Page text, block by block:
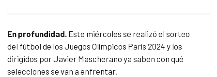
En profundidad. Este miércoles se realizó el sorteo
del fútbol de los Juegos Olímpicos París 2024 y los
dirigidos por Javier Mascherano ya saben con qué
selecciones se van a enfrentar.